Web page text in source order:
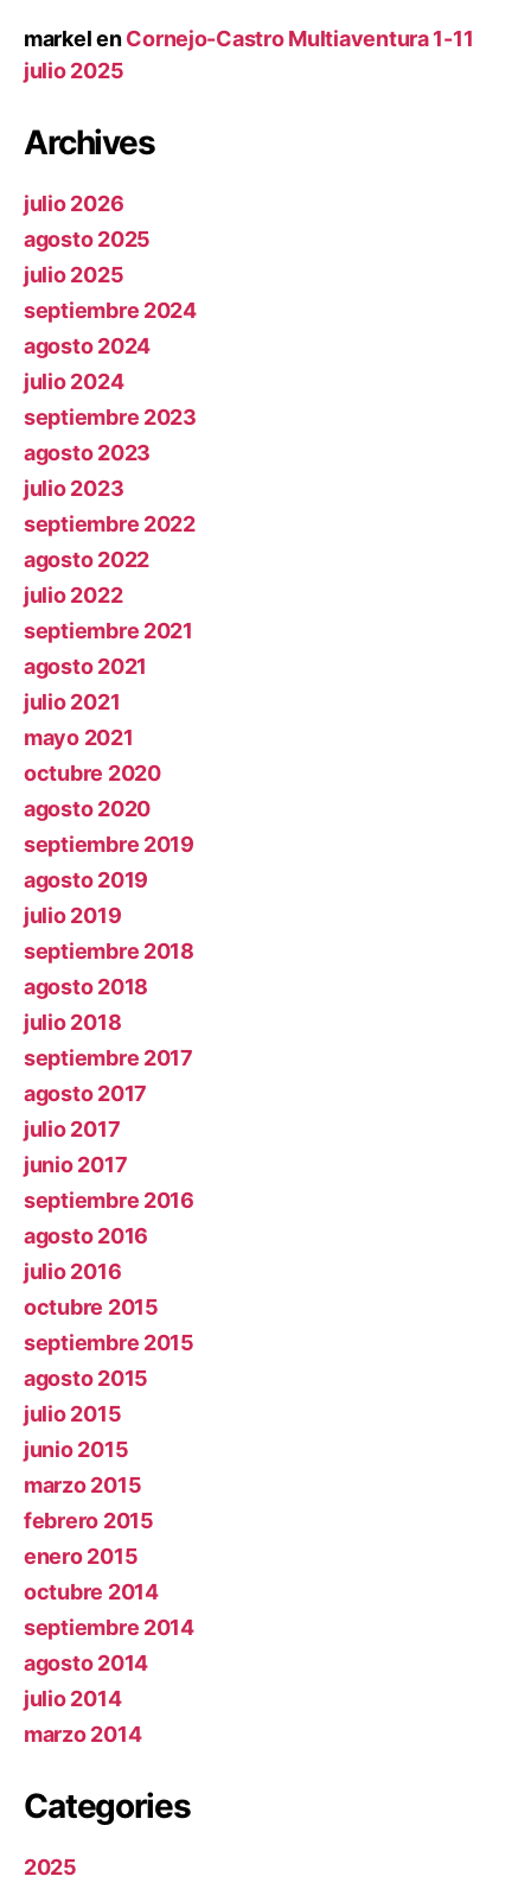
markelenCornejo-Castro Multiaventura 1-11
julio 2025
Archives
julio 2026
agosto 2025
julio 2025
septiembre 2024
agosto 2024
julio 2024
septiembre 2023
agosto 2023
julio 2023
septiembre 2022
agosto 2022
julio 2022
septiembre 2021
agosto 2021
julio 2021
mayo 2021
octubre 2020
agosto 2020
septiembre 2019
agosto 2019
julio 2019
septiembre 2018
agosto 2018
julio 2018
septiembre 2017
agosto 2017
julio 2017
junio 2017
septiembre 2016
agosto 2016
julio 2016
octubre 2015
septiembre 2015
agosto 2015
julio 2015
junio 2015
marzo 2015
febrero 2015
enero 2015
octubre 2014
septiembre 2014
agosto 2014
julio 2014
marzo 2014
Categories
2025